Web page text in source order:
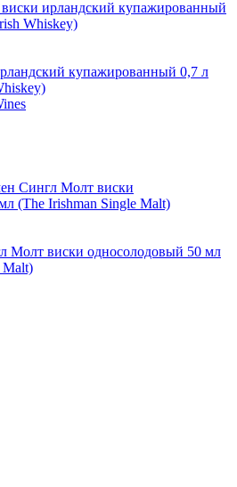
купажированный 0,7 л
Молт виски односолодовый 50 мл
Malt)